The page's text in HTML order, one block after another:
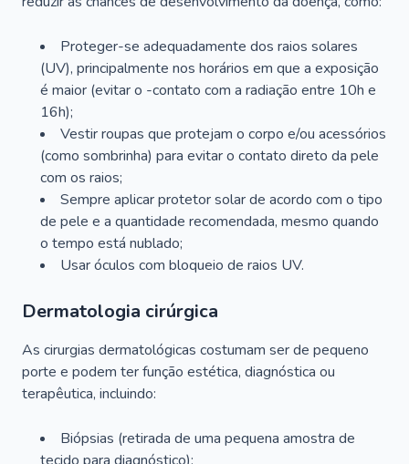
Proteger-se adequadamente dos raios solares
(UV), principalmente nos horários em que a exposição
é maior (evitar o -contato com a radiação entre 10h e
16h);
Vestir roupas que protejam o corpo e/ou acessórios
(como sombrinha) para evitar o contato direto da pele
com os raios;
Sempre aplicar protetor solar de acordo com o tipo
de pele e a quantidade recomendada, mesmo quando
o tempo está nublado;
Usar óculos com bloqueio de raios UV.
Dermatologia cirúrgica
As cirurgias dermatológicas costumam ser de pequeno
porte e podem ter função estética, diagnóstica ou
terapêutica, incluindo:
Biópsias (retirada de uma pequena amostra de